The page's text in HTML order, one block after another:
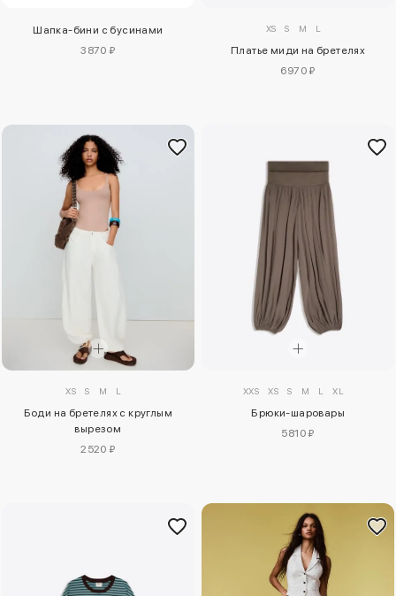
Шапка-бини с бусинами
3870 ₽
XS S M L
Платье миди на бретелях
6970 ₽
XS S M L
Боди на бретелях с круглым
вырезом
2520 ₽
XXS XS S M L XL
Брюки-шаровары
5810 ₽